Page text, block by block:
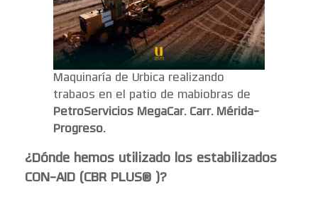
Maquinaría de Urbica realizando
trabaos en el patio de mabiobras de
PetroServicios MegaCar. Carr. Mérida-
Progreso.
¿Dónde hemos utilizado los estabilizados
CON-AID (CBR PLUS® )?